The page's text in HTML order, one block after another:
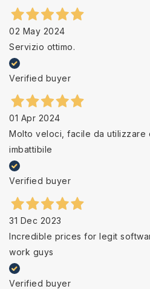
02 May 2024
Servizio ottimo.
Verified buyer
01 Apr 2024
Molto veloci, facile da utilizzare
imbattibile
Verified buyer
31 Dec 2023
Incredible prices for legit
work guys
Verified buyer